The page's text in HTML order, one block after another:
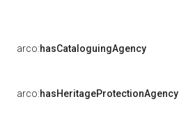
arco:hasCataloguingAgency
arco:hasHeritageProtectionAgency